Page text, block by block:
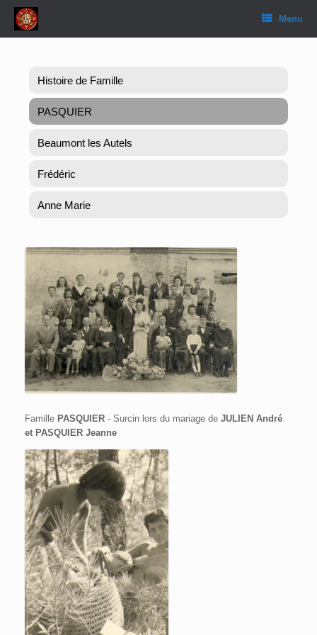
Skip
content
Menu
Histoire de Famille
PASQUIER
Beaumont les Autels
Frédéric
Anne Marie
Famille PASQUIER - Surcin lors du mariage de JULIEN André
et PASQUIER Jeanne